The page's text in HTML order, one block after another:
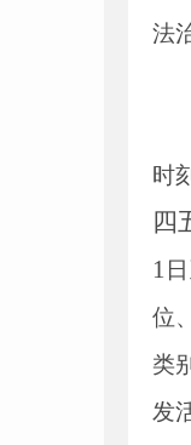
法
时
四
1
位
类
发